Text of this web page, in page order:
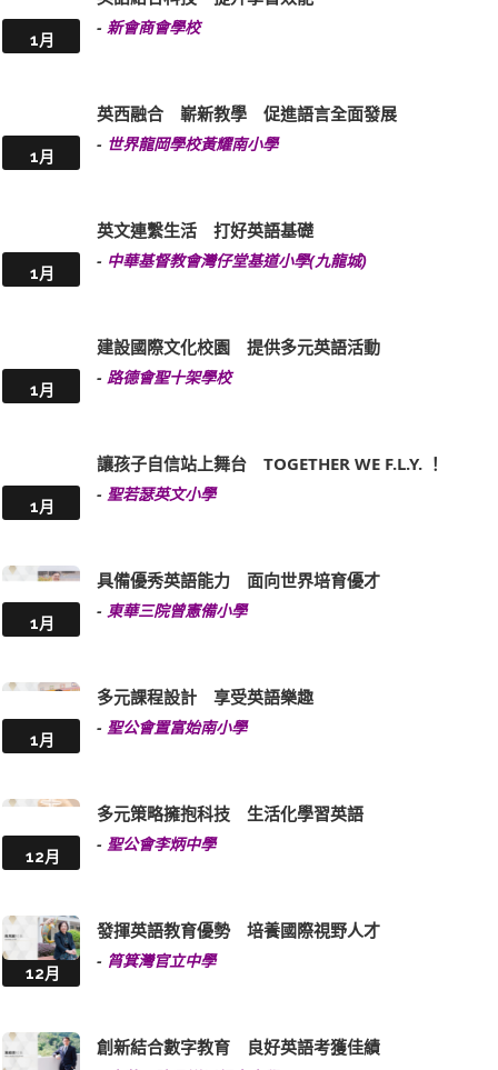
1月
- 新會商會學校
1月
英西融合 嶄新教學 促進語言全面發展
- 世界龍岡學校黃耀南小學
1月
英文連繫生活 打好英語基礎
- 中華基督教會灣仔堂基道小學(九龍城)
1月
建設國際文化校園 提供多元英語活動
- 路德會聖十架學校
1月
讓孩子自信站上舞台 TOGETHER WE F.L.Y. ！
- 聖若瑟英文小學
1月
具備優秀英語能力 面向世界培育優才
- 東華三院曾憲備小學
1月
多元課程設計 享受英語樂趣
- 聖公會置富始南小學
12月
多元策略擁抱科技 生活化學習英語
- 聖公會李炳中學
12月
發揮英語教育優勢 培養國際視野人才
- 筲箕灣官立中學
創新結合數字教育 良好英語考獲佳績